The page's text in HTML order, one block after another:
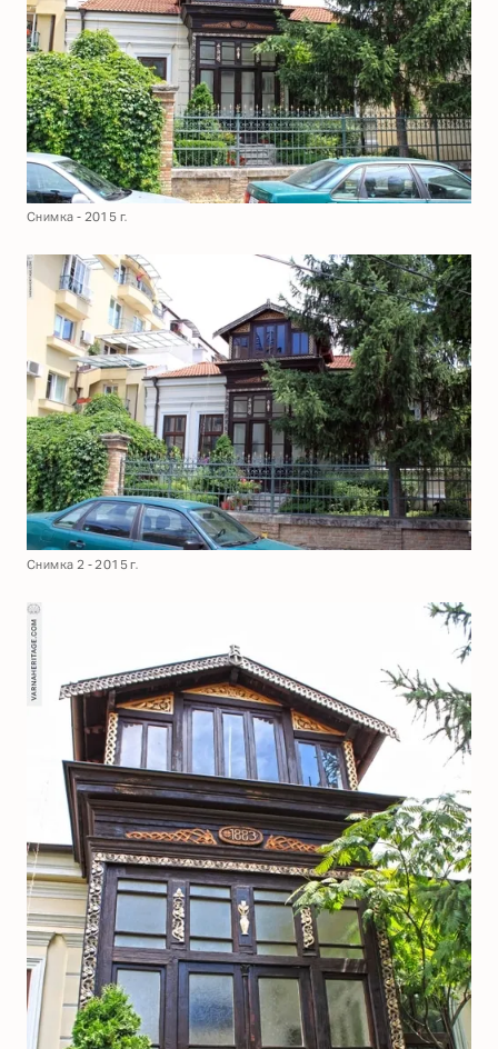
Снимка - 2015 г.
Снимка 2 - 2015 г.